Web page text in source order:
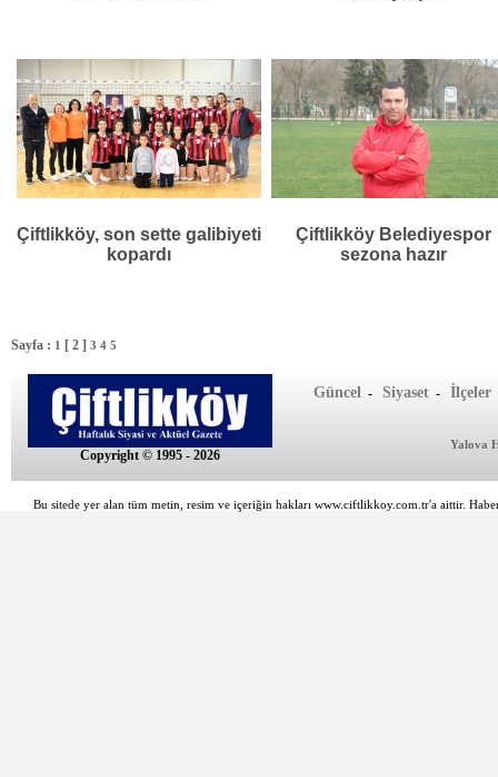
Çiftlikköy, son sette galibiyeti
kopardı
Çiftlikköy Belediyespor
sezona hazır
Sayfa : 1 [ 2 ] 3 4 5
Copyright © 1995 - 2026
Güncel -Siyaset -İlçeler
Yalova
Bu sitede yer alan tüm metin, resim ve içeriğin hakları www.ciftlikkoy.com.tr'a aittir.